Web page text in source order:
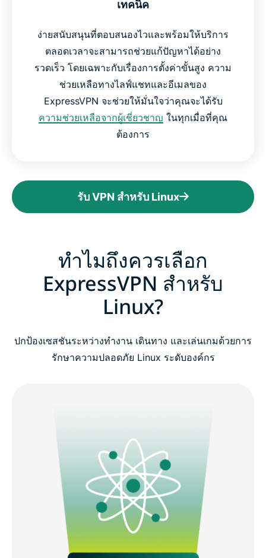
เทคนิค
ง่ายสนับสนุนที่ตอบสนองไวและพร้อมให้บริการ
ตลอดเวลาจะสามารถช่วยแก้ปัญหาได้อย่าง
รวดเร็ว โดยเฉพาะกับเรื่องการตั้งค่าขั้นสูง ความ
ช่วยเหลือทางไลฟ์แชทและอีเมลของ
ExpressVPN จะช่วยให้มั่นใจว่าคุณจะได้รับ
ความช่วยเหลือจากผู้เชี่ยวชาญ ในทุกเมื่อที่คุณ
ต้องการ
รับ VPN สำหรับ Linux
ทำไมถึงควรเลือก
ExpressVPN สำหรับ
Linux?
ปกป้องเซสชันระหว่างทำงาน เดินทาง และเล่นเกมด้วยการ
รักษาความปลอดภัย Linux ระดับองค์กร